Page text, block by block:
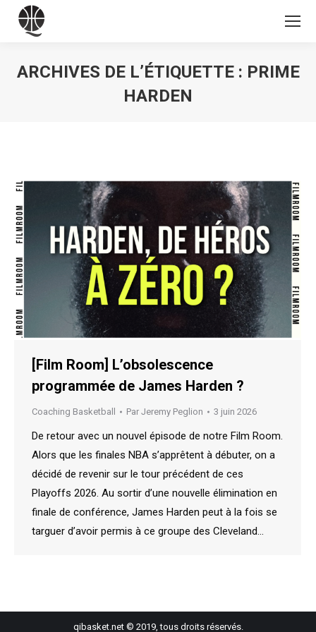
ARCHIVES DE L’ÉTIQUETTE : PRIME
HARDEN
[Film Room] L’obsolescence
programmée de James Harden ?
Coaching Basketball Par Jeremy Peglion 3 juin 2026
De retour avec un nouvel épisode de notre Film Room.
Alors que les finales NBA s’apprêtent à débuter, on a
décidé de revenir sur le tour précédent de ces
Playoffs 2026. Au sortir d’une nouvelle élimination en
finale de conférence, James Harden peut à la fois se
targuer d’avoir permis à ce groupe des Cleveland…
qibasket.net © 2019, tous droits réservés.